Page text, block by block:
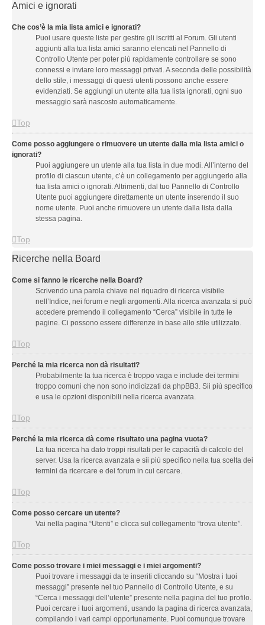
Amici e ignorati
Che cos’è la mia lista amici e ignorati?
Puoi usare queste liste per gestire gli iscritti al Forum. Gli utenti
aggiunti alla tua lista amici saranno elencati nel Pannello di
Controllo Utente per poter più rapidamente controllare se sono
connessi e inviare loro messaggi privati. A seconda delle possibilità
dello stile, i messaggi di questi utenti possono anche essere
evidenziati. Se aggiungi un utente alla tua lista ignorati, ogni suo
messaggio sarà nascosto automaticamente.
Top
Come posso aggiungere o rimuovere un utente dalla mia lista amici o
ignorati?
Puoi aggiungere un utente alla tua lista in due modi. All’interno del
profilo di ciascun utente, c’è un collegamento per aggiungerlo alla
tua lista amici o ignorati. Altrimenti, dal tuo Pannello di Controllo
Utente puoi aggiungere direttamente un utente inserendo il suo
nome utente. Puoi anche rimuovere un utente dalla lista dalla
stessa pagina.
Top
Ricerche nella Board
Come si fanno le ricerche nella Board?
Scrivendo una parola chiave nel riquadro di ricerca visibile
nell’Indice, nei forum e negli argomenti. Alla ricerca avanzata si può
accedere premendo il collegamento “Cerca” visibile in tutte le
pagine. Ci possono essere differenze in base allo stile utilizzato.
Top
Perché la mia ricerca non dà risultati?
Probabilmente la tua ricerca è troppo vaga e include dei termini
troppo comuni che non sono indicizzati da phpBB3. Sii più specifico
e usa le opzioni disponibili nella ricerca avanzata.
Top
Perché la mia ricerca dà come risultato una pagina vuota?
La tua ricerca ha dato troppi risultati per le capacità di calcolo del
server. Usa la ricerca avanzata e sii più specifico nella tua scelta dei
termini da ricercare e dei forum in cui cercare.
Top
Come posso cercare un utente?
Vai nella pagina “Utenti” e clicca sul collegamento “trova utente”.
Top
Come posso trovare i miei messaggi e i miei argomenti?
Puoi trovare i messaggi da te inseriti cliccando su “Mostra i tuoi
messaggi” presente nel tuo Pannello di Controllo Utente, e su
“Cerca i messaggi dell’utente” presente nella pagina del tuo profilo.
Puoi cercare i tuoi argomenti, usando la pagina di ricerca avanzata,
compilando i vari campi opportunamente. Puoi comunque trovare